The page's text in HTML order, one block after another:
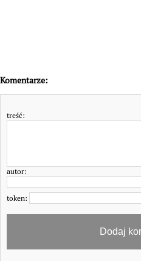
Komentarze:
treść:
autor:
token: